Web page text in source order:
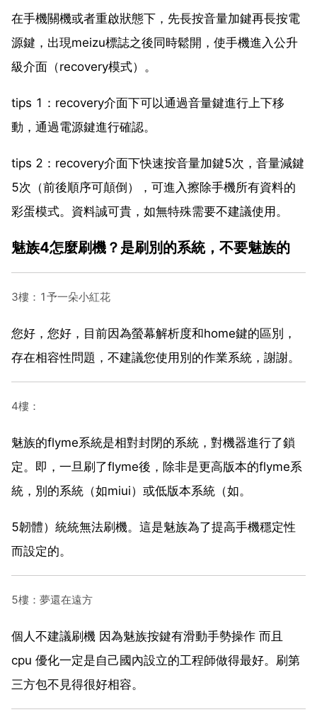
在手機關機或者重啟狀態下，先長按音量加鍵再長按電
源鍵，出現meizu標誌之後同時鬆開，使手機進入公升
級介面（recovery模式）。
tips 1：recovery介面下可以通過音量鍵進行上下移
動，通過電源鍵進行確認。
tips 2：recovery介面下快速按音量加鍵5次，音量減鍵
5次（前後順序可顛倒），可進入擦除手機所有資料的
彩蛋模式。資料誠可貴，如無特殊需要不建議使用。
魅族4怎麼刷機？是刷別的系統，不要魅族的
3樓：1予一朵小紅花
您好，您好，目前因為螢幕解析度和home鍵的區別，
存在相容性問題，不建議您使用別的作業系統，謝謝。
4樓：
魅族的flyme系統是相對封閉的系統，對機器進行了鎖
定。即，一旦刷了flyme後，除非是更高版本的flyme系
統，別的系統（如miui）或低版本系統（如。
5韌體）統統無法刷機。這是魅族為了提高手機穩定性
而設定的。
5樓：夢還在遠方
個人不建議刷機 因為魅族按鍵有滑動手勢操作 而且
cpu 優化一定是自己國內設立的工程師做得最好。刷第
三方包不見得很好相容。